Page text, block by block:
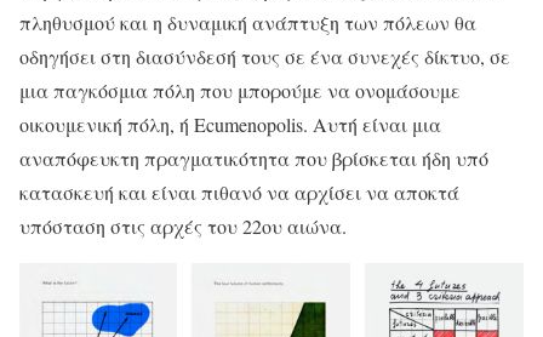
πληθυσμού και η δυναμική ανάπτυξη των πόλεων θα
οδηγήσει στη διασύνδεσή τους σε ένα συνεχές δίκτυο, σε
μια παγκόσμια πόλη που μπορούμε να ονομάσουμε
οικουμενική πόλη, ή Ecumenopolis. Αυτή είναι μια
αναπόφευκτη πραγματικότητα που βρίσκεται ήδη υπό
κατασκευή και είναι πιθανό να αρχίσει να αποκτά
υπόσταση στις αρχές του 22ου αιώνα.